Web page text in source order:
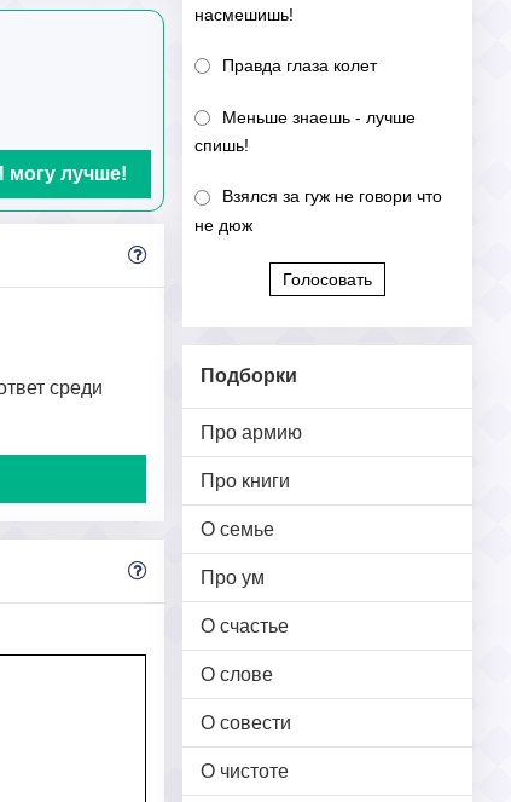
насмешишь!
Правда глаза колет
Меньше знаешь - лучше
спишь!
Взялся за гуж не говори что
не дюж
Голосовать
Подборки
Про армию
Про книги
О семье
Про ум
О счастье
О слове
О совести
О чистоте
могу лучше!
среди